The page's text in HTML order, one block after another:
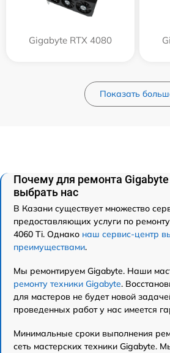
Gigabyte RTX 4080
Показать
Почему для ремонта Gigabyte
выбрать нас
В Казани существует множество
предоставляющих услуги по
4060 Ti. Однако наш сервис-центр
преимуществами.
Мы ремонтируем Gigabyte. Наши
ремонту техники Gigabyte.
для мастеров не будет новой
проведенных работ у нас имеется
Минимальные сроки выполнения
сеть мастерских техники Gigabyte.